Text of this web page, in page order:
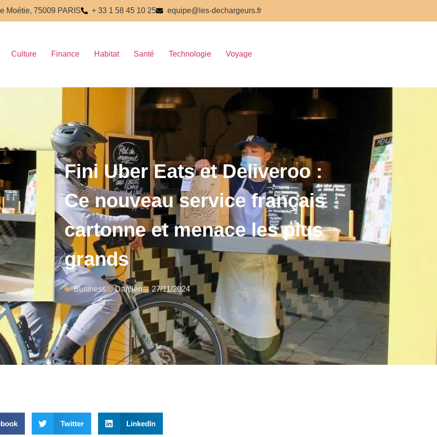
Moétie, 75009 PARIS + 33 1 58 45 10 25 equipe@les-dechargeurs.fr
Culture Finance Habitat Santé Technologie Voyage
Fini Uber Eats et Deliveroo :
Ce nouveau service français
cartonne et menace les plus
grands
Business Damien 27/11/2024
Twitter LinkedIn